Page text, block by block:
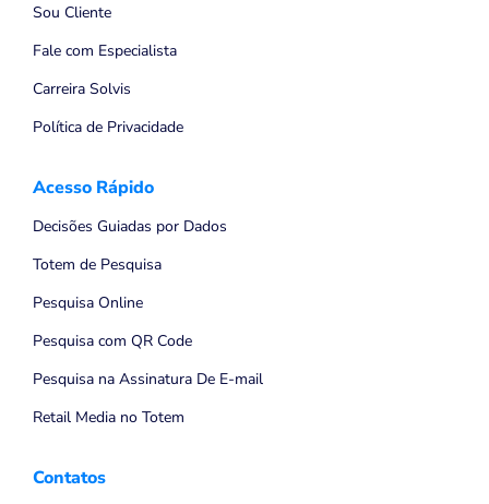
Sou Cliente
Fale com Especialista
Carreira Solvis
Política de Privacidade
Acesso Rápido
Decisões Guiadas por Dados
Totem de Pesquisa
Pesquisa Online
Pesquisa com QR Code
Pesquisa na Assinatura De E-mail
Retail Media no Totem
Contatos